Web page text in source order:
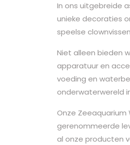
In ons uitgebreide
unieke decoraties
speelse
Niet alleen bieden
apparatuur en
voeding en
onderwaterwereld
Onze
gerenommeerde
al onze producten